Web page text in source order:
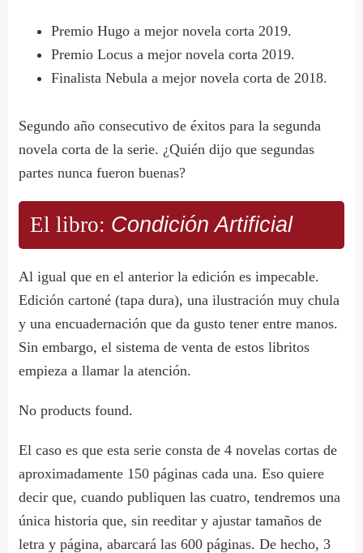
Premio Hugo a mejor novela corta 2019.
Premio Locus a mejor novela corta 2019.
Finalista Nebula a mejor novela corta de 2018.
Segundo año consecutivo de éxitos para la segunda
novela corta de la serie. ¿Quién dijo que segundas
partes nunca fueron buenas?
El libro: Condición Artificial
Al igual que en el anterior la edición es impecable.
Edición cartoné (tapa dura), una ilustración muy chula
y una encuadernación que da gusto tener entre manos.
Sin embargo, el sistema de venta de estos libritos
empieza a llamar la atención.
No products found.
El caso es que esta serie consta de 4 novelas cortas de
aproximadamente 150 páginas cada una. Eso quiere
decir que, cuando publiquen las cuatro, tendremos una
única historia que, sin reeditar y ajustar tamaños de
letra y página, abarcará las 600 páginas. De hecho, 3